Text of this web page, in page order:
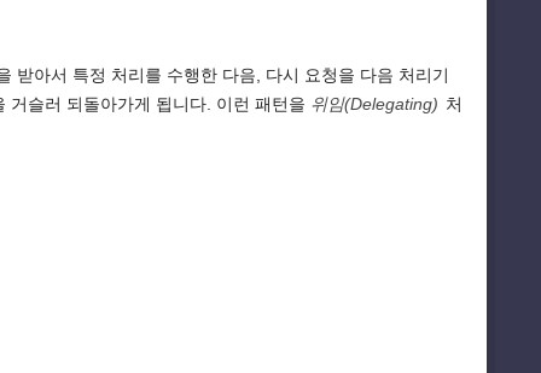
받아서 특정 처리를 수행한 다음, 다시 요청을 다음 처리기
거슬러 되돌아가게 됩니다. 이런 패턴을 위임(Delegating) 처